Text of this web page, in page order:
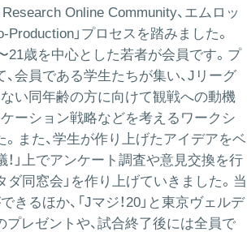
Research Online Community、エムロッ
Production」プロセスを踏みました。
〜21歳を中心とした若者が会員です。プ
会員である学生たちが集い、Jリーグ
い同年齢の方に向けて観戦への動機
ーション戦略などを考えるワークシ
。また、学生が作り上げたアイデアをベ
！」上でアンケート調査や意見交換を行
ダ同窓会」を作り上げていきました。当
きるほか、「Jマジ！20」と東京ヴェルデ
プレゼントや、試合終了後には全員で